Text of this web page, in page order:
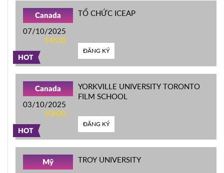
HOT
Canada
07/10/2025
14h30
TỔ CHỨC ICEAP
ĐĂNG KÝ
HOT
Canada
03/10/2025
10h00
YORKVILLE UNIVERSITY TORONTO
FILM SCHOOL
ĐĂNG KÝ
Mỹ TROY UNIVERSITY